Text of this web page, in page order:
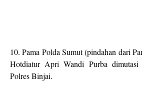
10. Pama Polda Sumut (pindahan dari
Hotdiatur Apri Wandi Purba dimutasi
Polres Binjai.